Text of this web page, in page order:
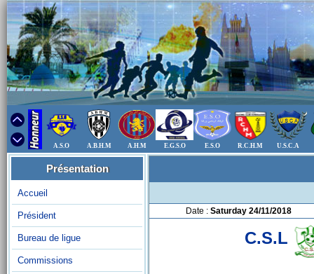
A.S.O A.B.H.M A.H.M E.G.S.O E.S.O R.C.H.M U.S.C.A
Présentation
Accueil
Président
Bureau de ligue
Commissions
Date : Saturday 24/11/2018
C.S.L